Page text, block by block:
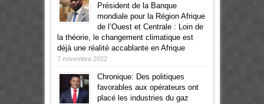
Président de la Banque
mondiale pour la Région Afrique
de l’Ouest et Centrale : Loin de
la théorie, le changement climatique est
déjà une réalité accablante en Afrique
7 novembre 2022
Chronique: Des politiques
favorables aux opérateurs ont
placé les industries du gaz